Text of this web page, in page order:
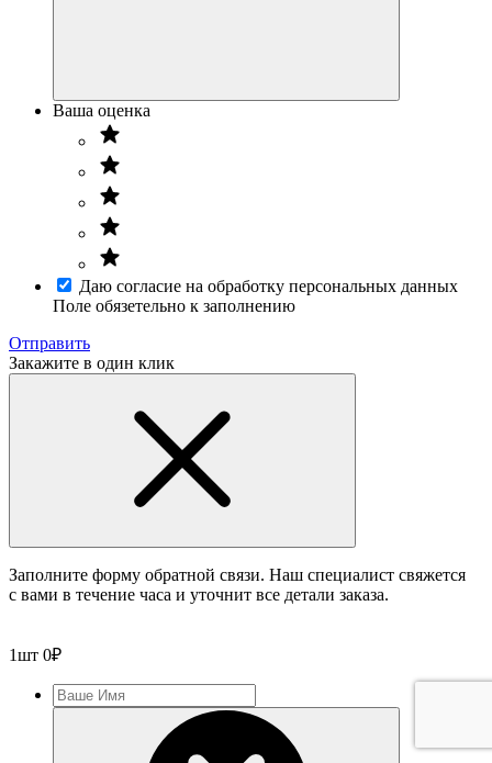
Ваша оценка
Даю согласие на обработку персональных данных
Поле обязетельно к заполнению
Отправить
Закажите в один клик
Заполните форму обратной связи. Наш специалист свяжется
с вами в течение часа и уточнит все детали заказа.
1шт 0₽